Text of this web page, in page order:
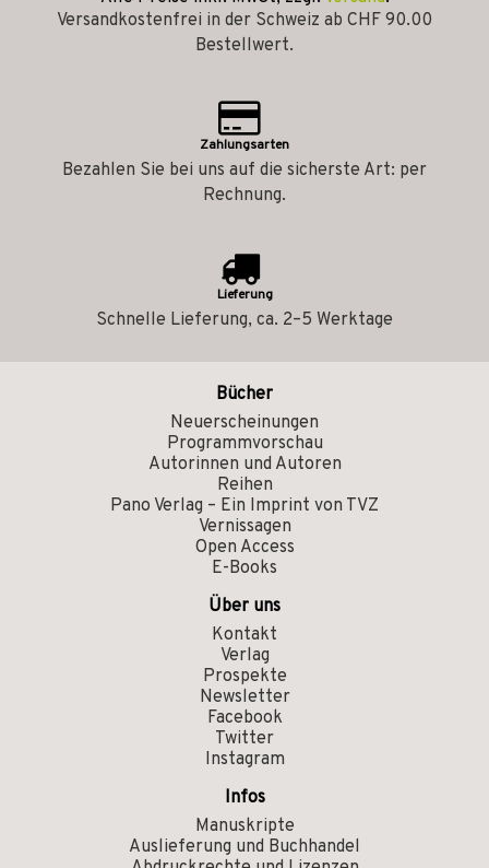
Versandkostenfrei in der Schweiz ab CHF 90.00
Bestellwert.
Zahlungsarten
Bezahlen Sie bei uns auf die sicherste Art: per
Rechnung.
Lieferung
Schnelle Lieferung, ca. 2–5 Werktage
Bücher
Neuerscheinungen
Programmvorschau
Autorinnen und Autoren
Reihen
Pano Verlag – Ein Imprint von TVZ
Vernissagen
Open Access
E-Books
Über uns
Kontakt
Verlag
Prospekte
Newsletter
Facebook
Twitter
Instagram
Infos
Manuskripte
Auslieferung und Buchhandel